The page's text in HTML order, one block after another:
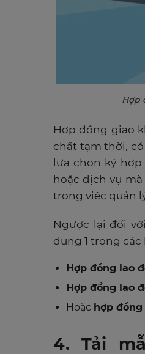
Hợp
Hợp đồng giao
chất tạm thời,
lựa chọn ký
hoặc dịch vụ
trong việc quản
Ngược lại đối
dụng 1 trong các
Hợp đồng lao
Hợp đồng lao
Hoặc hợp
4. Tải